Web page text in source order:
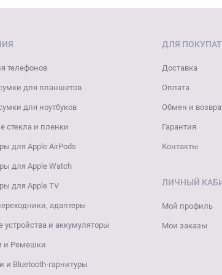
разработаны с учетом магнитного кольца.
через месяц?
выбрать эксперты, — это прозрачный чехол для
как это жесткий пластик с абсолютной
добавляют в состав силикона
чехлы без цветного рисунка на торцах, так как
телефонов
для планшетов
для ноутбуков
стекла и пленки
для Apple AirPods
для Apple Watch
для Apple TV
адаптеры
устройства и аккумуляторы
и Ремешки
и Bluetooth-гарнитуры
ДЛЯ
Доставка
Оплата
Обмен и
Гарантия
Контакты
ЛИЧНЫЙ
Мой профиль
Мои заказы